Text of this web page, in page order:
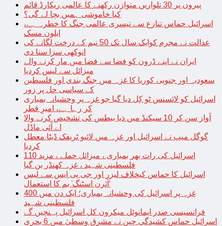
پیروں پر 30 تلواریں متوازن رکھنے کا عالمی ریکارڈ قائم
کیا خاموشی ہمیں بچا لے گی؟
اسرائیل حماس تنازع سے تیسری عالمی جنگ کا خطرہ ہے،
ایلون مسک
عدالت نے مجرم کوایک سال تک 50 نیم کے درخت لگانے کی
انوکھی سزا سنا دی
ایران نے اپنے ڈرون کو فضا سے فضا میں مار کرنے والے
میزائل سے لیس کردیا
سعودیہ اور جنوبی کوریا کا غزہ میں جنگ بندی اور فلسطین
کے سیاسی حل پر زور
اسرائیل کو لائسنس ٹو کِل دیا گیا جو غزہ پر وحشیانہ بمباری
کر رہا ہے، امیرِ قطر
آواز سن کر 10 سیکنڈ میں ذیا بیطس کی تشخیص کرنے والا
اے آئی ماڈل
گوگل میپ نے اسرائیل اور غزہ میں لائیو ٹریفک ڈیٹا معطل
کردیا
اسرائیل کی رات بھر بمباری ، میزائل حملے ، مزید 110
فلسطینی شہید ، غزہ کھنڈر بن گیا
اسرائیل کا حماس کیخلاف لیزر اور جی پی ایس سے لیس
‘آئرن اسٹنگ’ بم کا استعمال
غزہ پر اسرائیل کی وحشیانہ بمباری؛ ایک دن میں 400
فلسطینی شہید
فرانسیسی صدر ایمانوئل میکرون کل اسرائیل پہنچیں گے
اسرائیل حماس کشیدگی چین نے مشرق وسطیٰ میں 6 بحری